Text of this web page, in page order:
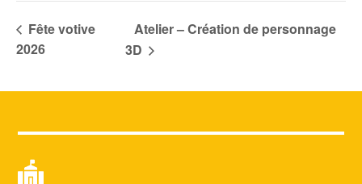
Fête votive
2026
Atelier – Création de personnage
3D